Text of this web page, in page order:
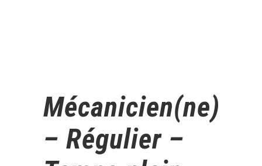
Mécanicien(ne)
– Régulier –